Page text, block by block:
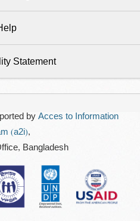
Statement
by Acces to Information
(a2i),
Bangladesh